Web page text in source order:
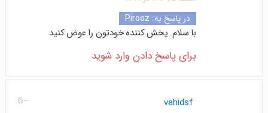
در پاسخ به: Pirooz
با سلام. پخش کننده خودتون را عوض کنید
برای پاسخ دادن وارد شوید
-6 vahidsf